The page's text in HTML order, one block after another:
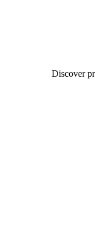
Discover